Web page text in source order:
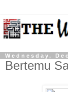
Wednesday,
Bertemu